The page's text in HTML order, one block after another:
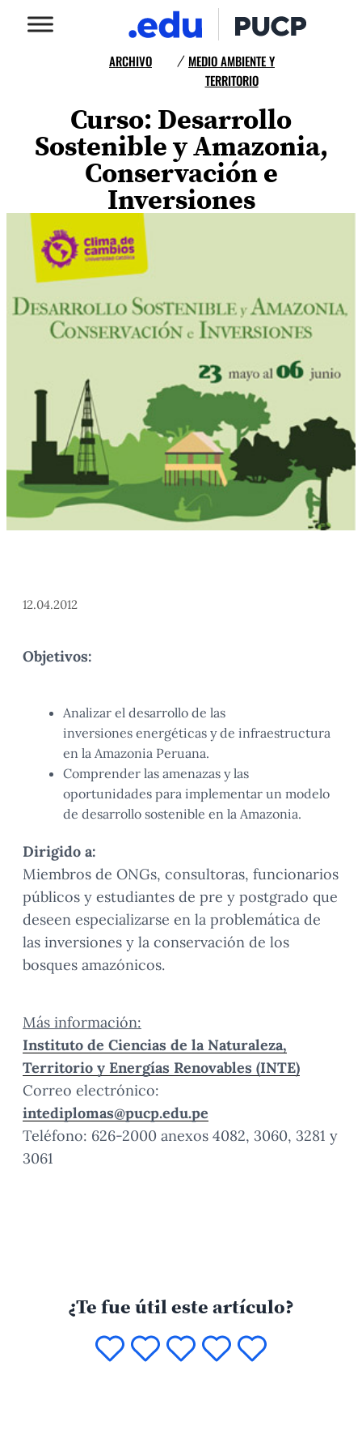
ARCHIVO / MEDIO AMBIENTE Y
TERRITORIO
Curso: Desarrollo
Sostenible y Amazonia,
Conservación e
Inversiones
12.04.2012
Objetivos:
Analizar el desarrollo de las
inversiones energéticas y de infraestructura
en la Amazonia Peruana.
Comprender las amenazas y las
oportunidades para implementar un modelo
de desarrollo sostenible en la Amazonia.
Dirigido a:
Miembros de ONGs, consultoras, funcionarios
públicos y estudiantes de pre y postgrado que
deseen especializarse en la problemática de
las inversiones y la conservación de los
bosques amazónicos.
Más información:
Instituto de Ciencias de la Naturaleza,
Territorio y Energías Renovables (INTE)
Correo electrónico:
intediplomas@pucp.edu.pe
Teléfono: 626-2000 anexos 4082, 3060, 3281 y
3061
¿Te fue útil este artículo?